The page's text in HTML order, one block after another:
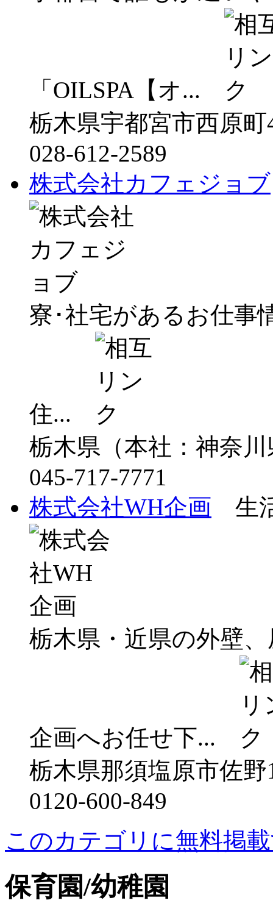
「OILSPA【オ...
栃木県宇都宮市西原町
028-612-2589
株式会社カフェジョブ
寮･社宅があるお仕事
住...
栃木県（本社：神奈
045-717-7771
株式会社WH企画 生
栃木県・近県の外壁
企画へお任せ下...
栃木県那須塩原市佐野
0120-600-849
このカテゴリに無料掲
保育園/幼稚園